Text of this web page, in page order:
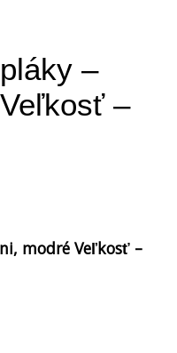
–
–
modré Veľkosť –